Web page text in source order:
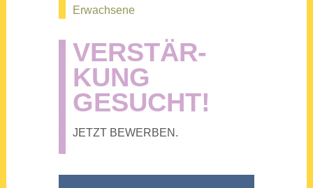
Erwach­se­ne
VER­STÄR­
KUNG
GESUCHT!
JETZT BEWER­BEN.